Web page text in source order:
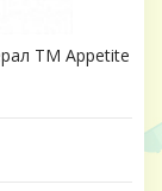
ТМ Appetite